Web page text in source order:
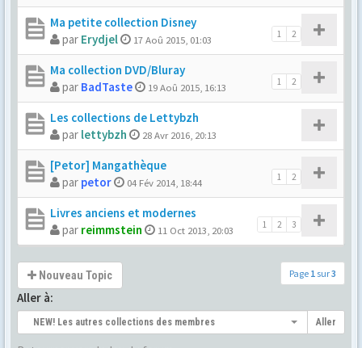
Ma petite collection Disney
1 2
par Erydjel 17 Aoû 2015, 01:03
Ma collection DVD/Bluray
1 2
par BadTaste 19 Aoû 2015, 16:13
Les collections de Lettybzh
par lettybzh 28 Avr 2016, 20:13
[Petor] Mangathèque
1 2
par petor 04 Fév 2014, 18:44
Livres anciens et modernes
1 2 3
par reimmstein 11 Oct 2013, 20:03
Nouveau Topic Page 1 sur3
Aller à:
NEW! Les autres collections des membres Aller